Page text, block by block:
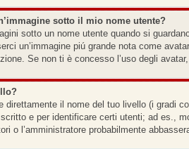
sotto il mio nome utente?
sotto un nome utente quando si
un’immagine piú grande nota come
Se non ti è concesso l’uso degli
direttamente il nome del tuo livello (i gradi
e per identificare certi utenti; ad es.,
o l’amministratore probabilmente